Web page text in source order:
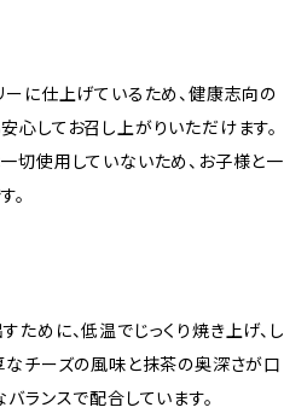
ーに仕上げているため、健康志向の
心してお召し上がりいただけます。
切使用していないため、お子様と一
。
めに、低温でじっくり焼き上げ、し
なチーズの風味と抹茶の奥深さが口
ランスで配合しています。